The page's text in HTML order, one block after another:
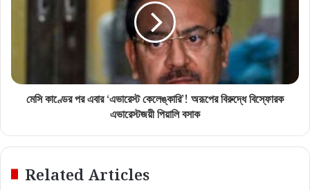
মেসি কাণ্ডের পর এবার ‘এভারেস্ট কেলেঙ্কারি’! অরূপের বিরুদ্ধে বিস্ফোরক
এভারেস্টজয়ী পিয়ালি বসাক
Related Articles